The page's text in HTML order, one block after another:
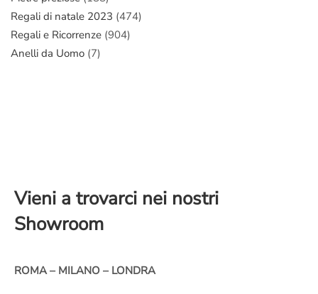
Regali di natale 2023 (474)
Regali e Ricorrenze (904)
Anelli da Uomo (7)
Vieni a trovarci nei nostri
Showroom
ROMA – MILANO – LONDRA